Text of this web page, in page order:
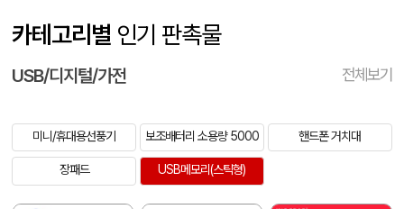
카테고리별 인기 판촉물
USB/디지털/가전 전체보기
미니/휴대용선풍기 보조배터리 소용량 5000 핸드폰 거치대
장패드 USB메모리(스틱형)